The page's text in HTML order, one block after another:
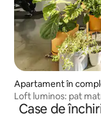
Apartament în
ver
Loft luminos: pat
pentru lucru la
Case de